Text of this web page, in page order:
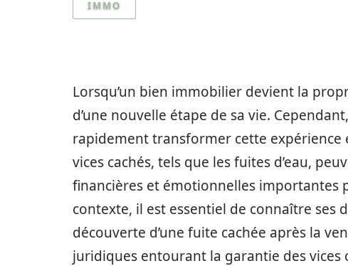
IMMO
Lorsqu’un bien immobilier devient la
d’une nouvelle étape de sa vie.
rapidement transformer cette expérience
vices cachés, tels que les fuites d’eau,
financières et émotionnelles importantes
contexte, il est essentiel de connaître ses
découverte d’une fuite cachée après la
juridiques entourant la garantie des vices